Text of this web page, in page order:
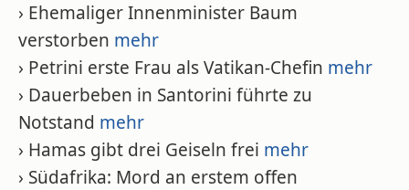
› Ehemaliger Innenminister Baum
verstorben mehr
› Petrini erste Frau als Vatikan-Chefin mehr
› Dauerbeben in Santorini führte zu
Notstand mehr
› Hamas gibt drei Geiseln frei mehr
› Südafrika: Mord an erstem offen